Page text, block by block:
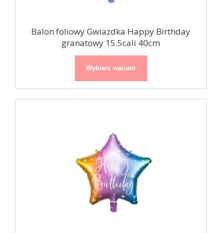
Balon foliowy Gwiazdka Happy Birthday
granatowy 15.5cali 40cm
Wybierz wariant